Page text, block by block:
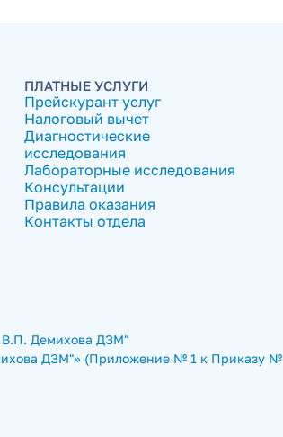
ПЛАТНЫЕ УСЛУГИ
Прейскурант услуг
Налоговый вычет
Диагностические
исследования
Лабораторные исследования
Консультации
Правила оказания
Контакты отдела
В.П. Демихова ДЗМ"
ДЗМ"» (Приложение № 1 к Приказу №